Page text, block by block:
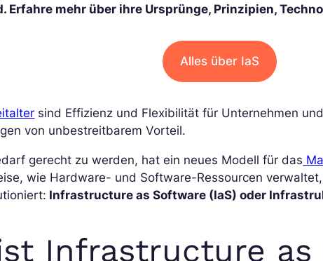
Erfahre mehr über ihre Ursprünge, Prinzipien,
Alles über IaS
sind Effizienz und Flexibilität für Unternehmen
von unbestreitbarem Vorteil.
gerecht zu werden, hat ein neues Modell für das
wie Hardware- und Software-Ressourcen
Infrastructure as Software (IaS) oder
Infrastructure as